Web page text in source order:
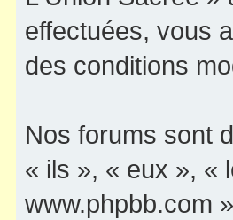
effectuées, vous
des conditions
Nos forums sont
« ils », « eux », «
www.phpbb.com